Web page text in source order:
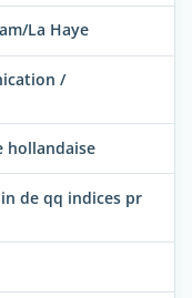
La Haye
/
hollandaise
de qq indices pr